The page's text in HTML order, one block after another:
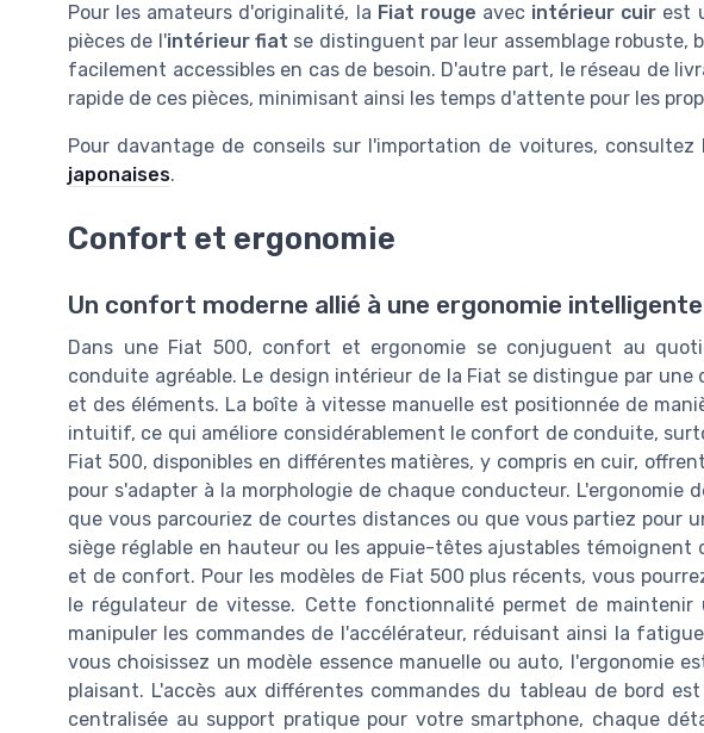
Pour les amateurs d'originalité, la Fiat rouge avec intérieur cuir est
pièces de l'intérieur fiat se distinguent par leur assemblage robuste,
facilement accessibles en cas de besoin. D'autre part, le réseau de
rapide de ces pièces, minimisant ainsi les temps d'attente pour les
Pour davantage de conseils sur l'importation de voitures, consultez
japonaises.
Confort et ergonomie
Un confort moderne allié à une ergonomie intelligente
Dans une Fiat 500, confort et ergonomie se conjuguent au
conduite agréable. Le design intérieur de la Fiat se distingue par une
et des éléments. La boîte à vitesse manuelle est positionnée de
intuitif, ce qui améliore considérablement le confort de conduite,
Fiat 500, disponibles en différentes matières, y compris en cuir,
pour s'adapter à la morphologie de chaque conducteur. L'ergonomie
que vous parcouriez de courtes distances ou que vous partiez pour
siège réglable en hauteur ou les appuie-têtes ajustables
et de confort. Pour les modèles de Fiat 500 plus récents, vous
le régulateur de vitesse. Cette fonctionnalité permet de
manipuler les commandes de l'accélérateur, réduisant ainsi la
vous choisissez un modèle essence manuelle ou auto, l'ergonomie
plaisant. L'accès aux différentes commandes du tableau de bord
centralisée au support pratique pour votre smartphone, chaque